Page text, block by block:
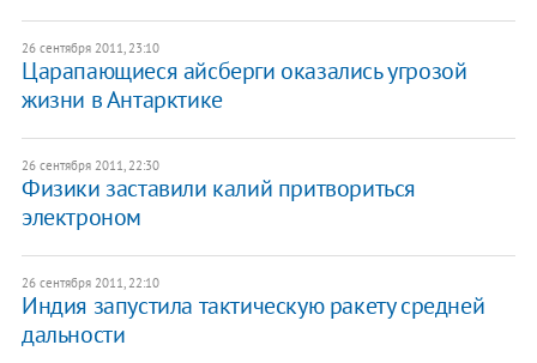
26 сентября 2011, 23:10
Царапающиеся айсберги оказались угрозой
жизни в Антарктике
26 сентября 2011, 22:30
Физики заставили калий притвориться
электроном
26 сентября 2011, 22:10
Индия запустила тактическую ракету средней
дальности